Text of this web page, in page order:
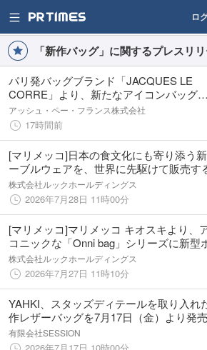
ロ
「新作バッグ」に関するプレスリ
パリ発バッグブランド「JACQUES LE
CORRE」より、新たなアイコンバッグ
「COMO」「DUO」が26AWコレクショ
登場。
アッシュ・ペー・フランス株式会社
17時間前
[マリメッコ]日本の食文化にも寄り添う
ーブルウェアを、世界に先駆けて販売す
ップアップショップが銀座にオープン。
を記念して制作した限定デザインノベル
も。
株式会社ルックホールディングス
2026年7月28日 11時00分
[マリメッコ]マリメッコ キオスキより、
コニックな「Onni bag」シリーズに新型
トンバッグとメッセンジャーバッグが登
軽やかなレイヤーと高揚感を届けるアク
ブウェアもラインナップ。
株式会社ルックホールディングス
2026年7月27日 11時10分
YAHKI、スタッズディテールを取り入れ
作レザーバッグを7月17日（金）より発売
有限会社SESSION